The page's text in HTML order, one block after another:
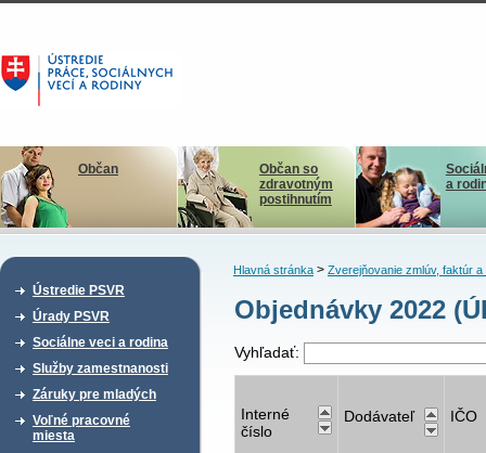
Občan
Občan so
zdravotným
postihnutím
a
Ústredie PSVR
Úrady PSVR
Sociálne veci a rodina
Služby zamestnanosti
Záruky pre mladých
Voľné pracovné
miesta
Hlavná stránka> Zverejňovanie zmlúv, faktúr a
Objednávky 2022
Vyhľadať:
Interné
číslo
Dodávateľ IČO